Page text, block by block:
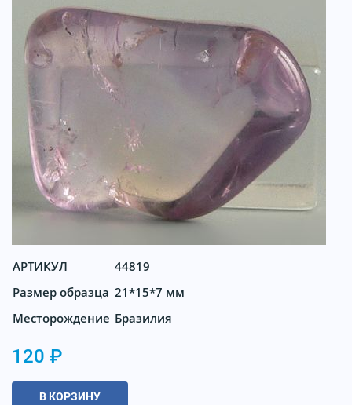
АРТИКУЛ
44819
Размер образца 21*15*7 мм
Месторождение Бразилия
120 ₽
В КОРЗИНУ